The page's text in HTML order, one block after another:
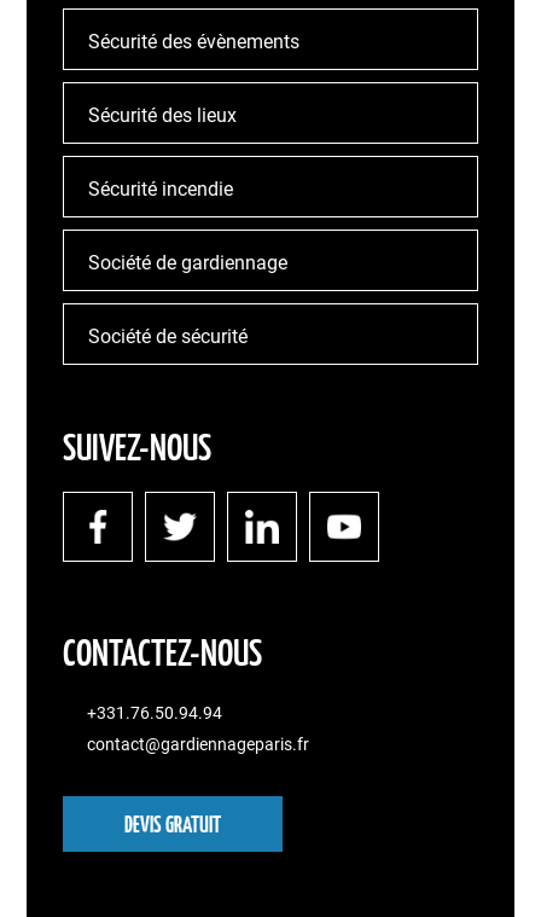
Sécurité des évènements
Sécurité des lieux
Sécurité incendie
Société de gardiennage
Société de sécurité
SUIVEZ-NOUS
CONTACTEZ-NOUS
+331.76.50.94.94
contact@gardiennageparis.fr
DEVIS GRATUIT